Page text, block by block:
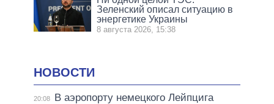
Зеленский описал ситуацию в
энергетике Украины
8 августа 2026, 15:38
НОВОСТИ
20:08
В аэропорту немецкого Лейпцига